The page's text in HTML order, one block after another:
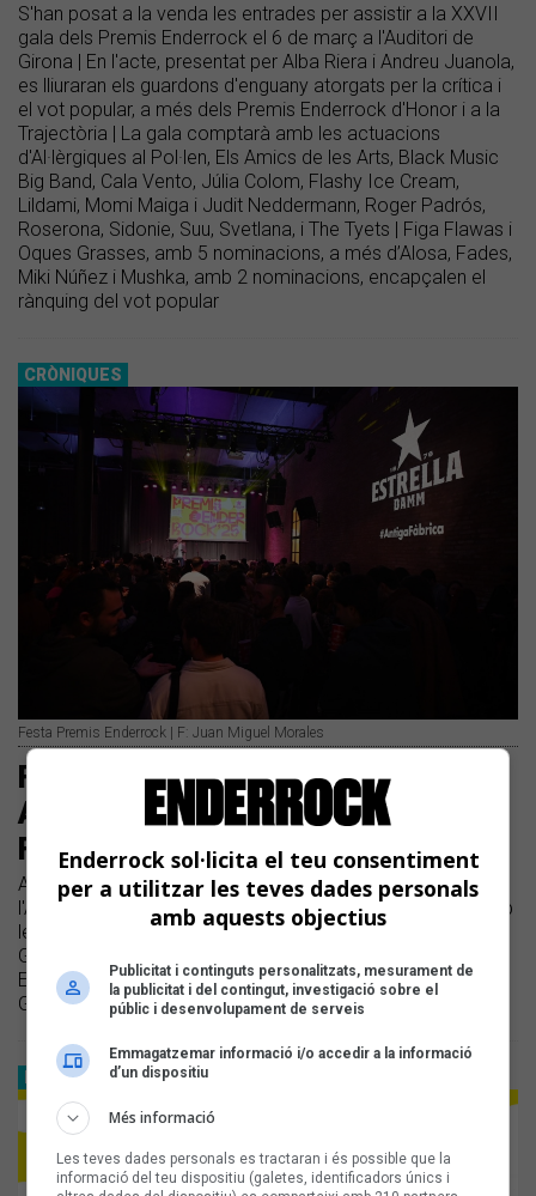
S'han posat a la venda les entrades per assistir a la XXVII
gala dels Premis Enderrock el 6 de març a l'Auditori de
Girona | En l'acte, presentat per Alba Riera i Andreu Juanola,
es lliuraran els guardons d'enguany atorgats per la crítica i
el vot popular, a més dels Premis Enderrock d'Honor i a la
Trajectòria | La gala comptarà amb les actuacions
d'Al·lèrgiques al Pol·len, Els Amics de les Arts, Black Music
Big Band, Cala Vento, Júlia Colom, Flashy Ice Cream,
Lildami, Momi Maiga i Judit Neddermann, Roger Padrós,
Roserona, Sidonie, Suu, Svetlana, i The Tyets | Figa Flawas i
Oques Grasses, amb 5 nominacions, a més d’Alosa, Fades,
Miki Núñez i Mushka, amb 2 nominacions, encapçalen el
rànquing del vot popular
CRÒNIQUES
Festa Premis Enderrock | F: Juan Miguel Morales
Fades, Dani6ix & Izzkid, Bali 13 i
Andrea Grau protagonitzen la II
Festa Premis Enderrock
Avui hem celebrat la segona Festa Premis Enderrock a
l'Antiga Fàbrica d'Estrella Damm | La festa ha comptat amb
les actuacions de Fades, Dani6ix & Izzkid, Bali 13 i Andrea
Grau | En l'acte s'hi han proclamat els finalistes dels Premis
Enderrock 2025, on destaquen Figa Flawas i Oques
Grasses com els més nominats
PREMIS ENDERROCK
Enderrock sol·licita el teu consentiment
per a utilitzar les teves dades personals
amb aquests objectius
Publicitat i continguts personalitzats, mesurament de
la publicitat i del contingut, investigació sobre el
públic i desenvolupament de serveis
Emmagatzemar informació i/o accedir a la informació
d’un dispositiu
Més informació
Les teves dades personals es tractaran i és possible que la
informació del teu dispositiu (galetes, identificadors únics i